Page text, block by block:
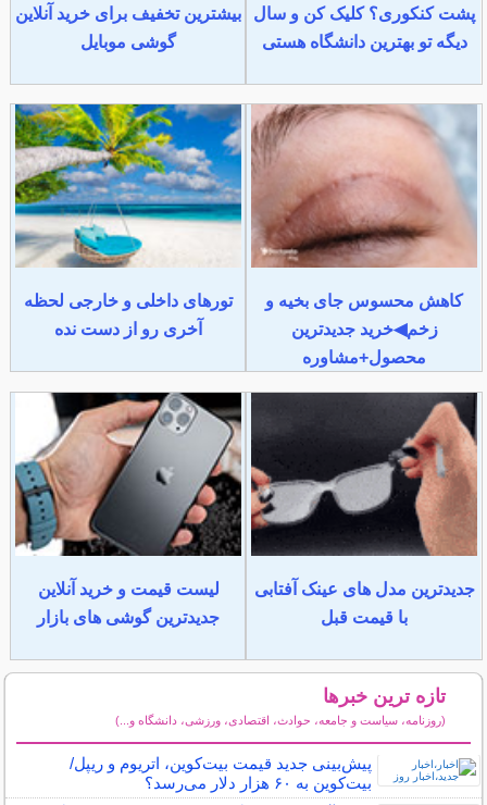
پشت کنکوری؟ کلیک کن و سال
دیگه تو بهترین دانشگاه هستی
بیشترین تخفیف برای خرید آنلاین
گوشی موبایل
کاهش محسوس جای بخیه و
زخم◀خرید جدیدترین
محصول+مشاوره
تورهای داخلی و خارجی لحظه
آخری رو از دست نده
جدیدترین مدل های عینک آفتابی
با قیمت قبل
لیست قیمت و خرید آنلاین
جدیدترین گوشی های بازار
تازه ترین خبرها
(روزنامه، سیاست و جامعه، حوادث، اقتصادی، ورزشی، دانشگاه و...)
پیش‌بینی جدید قیمت بیت‌کوین، اتریوم و ریپل/
بیت‌کوین به ۶۰ هزار دلار می‌رسد؟